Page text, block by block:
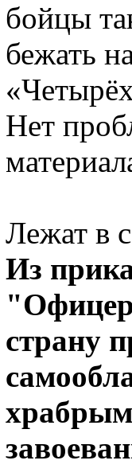
бойцы
бежать
Нет
Лежат в
Из
страну